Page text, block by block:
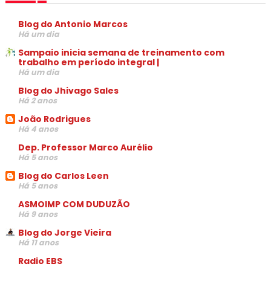
Blog do Antonio Marcos
Há um dia
Sampaio inicia semana de treinamento com
trabalho em período integral |
Há um dia
Blog do Jhivago Sales
Há 2 anos
João Rodrigues
Há 4 anos
Dep. Professor Marco Aurélio
Há 5 anos
Blog do Carlos Leen
Há 5 anos
ASMOIMP COM DUDUZÃO
Há 9 anos
Blog do Jorge Vieira
Há 11 anos
Radio EBS